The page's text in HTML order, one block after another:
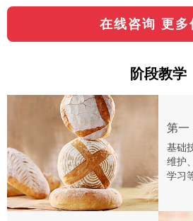
在线咨询 更多
阶段教学
第一
基础
维护
学习